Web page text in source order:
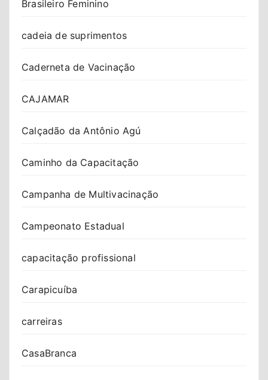
Brasileiro Feminino
cadeia de suprimentos
Caderneta de Vacinação
CAJAMAR
Calçadão da Antônio Agú
Caminho da Capacitação
Campanha de Multivacinação
Campeonato Estadual
capacitação profissional
Carapicuíba
carreiras
CasaBranca